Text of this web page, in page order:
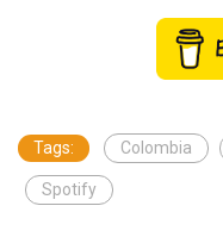
Tags: Colombia
Spotify